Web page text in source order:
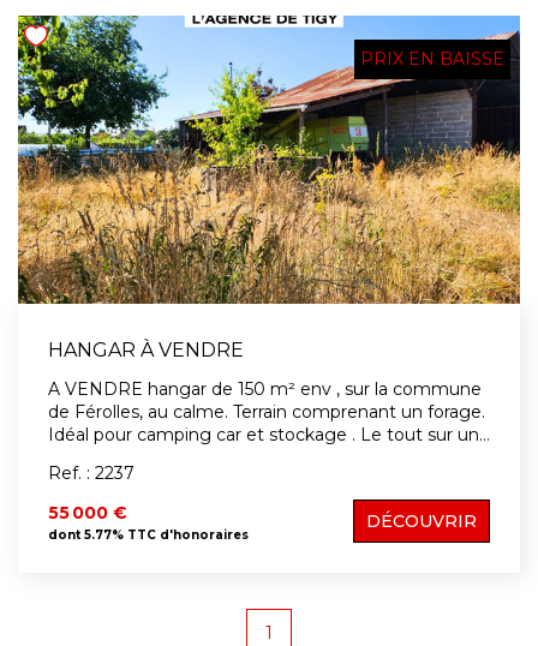
PRIX EN BAISSE
HANGAR À VENDRE
A VENDRE hangar de 150 m² env , sur la commune
de Férolles, au calme. Terrain comprenant un forage.
Idéal pour camping car et stockage . Le tout sur un
nous au 02.38.58.10.79 pour plus de
renseignements. La liste des risques auxquels est
exposé le bien est disponible sur le site Géorisques :
Ref. : 2237
55 000 €
dont 5.77% TTC d'honoraires
DÉCOUVRIR
1